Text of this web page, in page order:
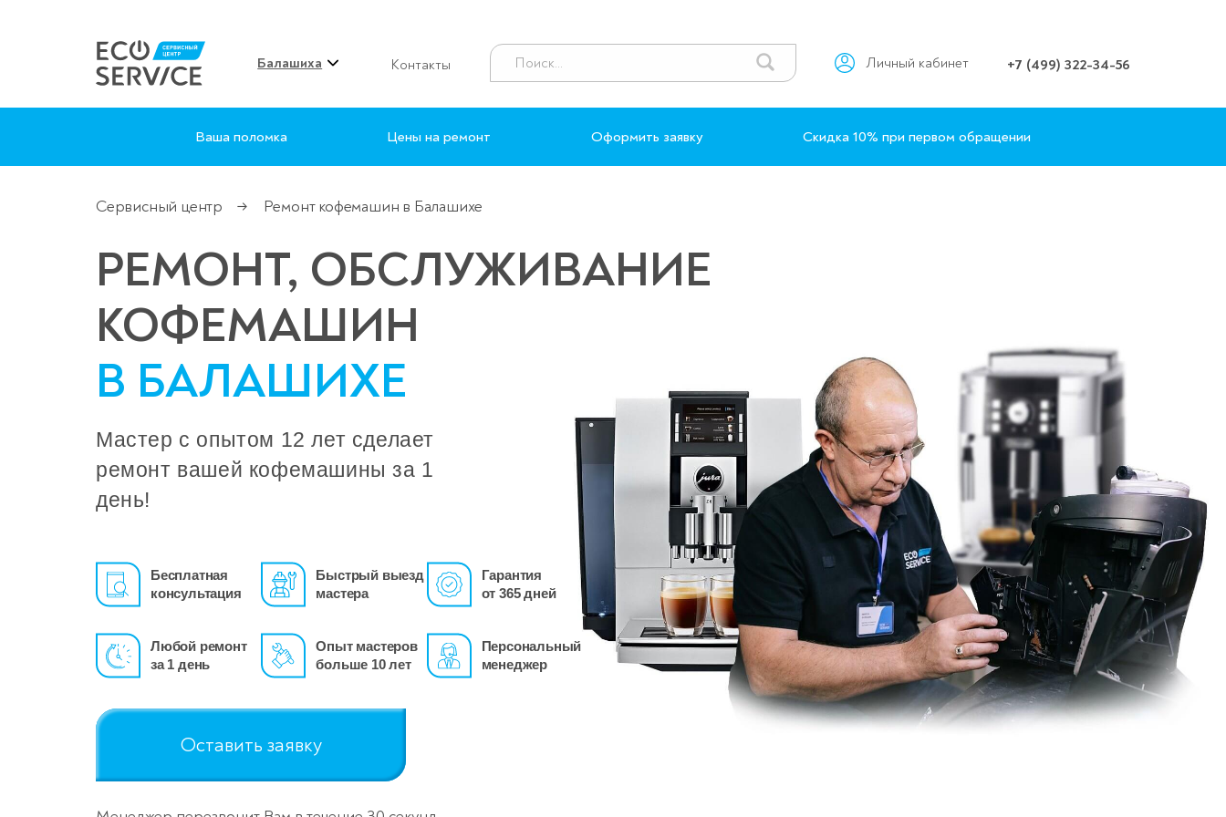
Балашиха Контакты Личный кабинет +7 (499) 322-34-56
Ваша поломка Цены на ремонт Оформить заявку Скидка 10% при первом обращении
Сервисный центр → Ремонт кофемашин в Балашихе
РЕМОНТ, ОБСЛУЖИВАНИЕ
КОФЕМАШИН
В БАЛАШИХЕ
Мастер с опытом 12 лет сделает
ремонт вашей кофемашины за 1
день!
Бесплатная
консультация
Быстрый выезд
мастера
Гарантия
от 365 дней
Любой ремонт
за 1 день
Опыт мастеров
больше 10 лет
Персональный
менеджер
Оставить заявку